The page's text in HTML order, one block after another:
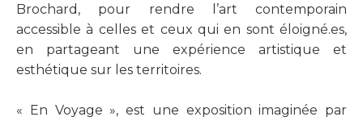
Brochard, pour rendre l’art contemporain
accessible à celles et ceux qui en sont éloigné.es,
en partageant une expérience artistique et
esthétique sur les territoires.
« En Voyage », est une exposition imaginée par